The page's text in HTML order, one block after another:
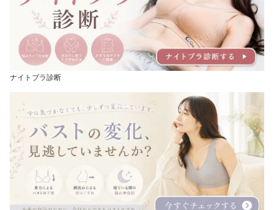
ナイトブラ診断